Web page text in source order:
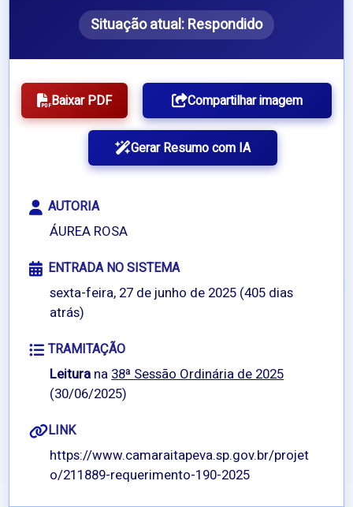
Situação atual:Respondido
Baixar PDF Compartilhar imagem
Gerar Resumo com IA
AUTORIA
ÁUREA ROSA
ENTRADA NO SISTEMA
sexta-feira, 27 de junho de 2025 (405 dias
atrás)
TRAMITAÇÃO
Leitura na38ª Sessão Ordinária de 2025
(30/06/2025)
LINK
https://www.camaraitapeva.sp.gov.br/projet
o/211889-requerimento-190-2025